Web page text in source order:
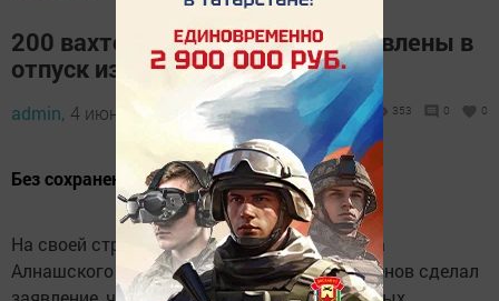
200 вахтовиков «ТЭМПО» отправлены в
отпуск из-за коронавируса
admin, 4 июнь 2020 - 13:47 353 0 0
Без сохранения заработной платы
На своей странице в социальной сети глава
Алнашского района Удмуртии Алексей Семенов сделал